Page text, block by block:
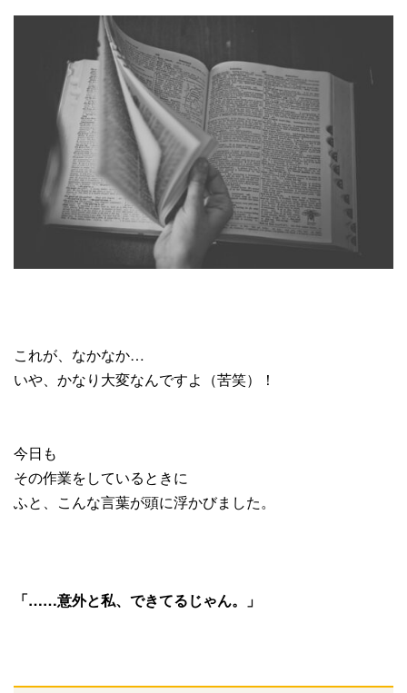
これが、なかなか…
いや、かなり大変なんですよ（苦笑）！
今日も
その作業をしているときに
ふと、こんな言葉が頭に浮かびました。
「……意外と私、できてるじゃん。」